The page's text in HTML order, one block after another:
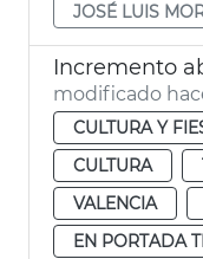
JOSÉ LUIS
modificado
CULTURA Y
CULTURA
VALENCIA
EN PORTADA